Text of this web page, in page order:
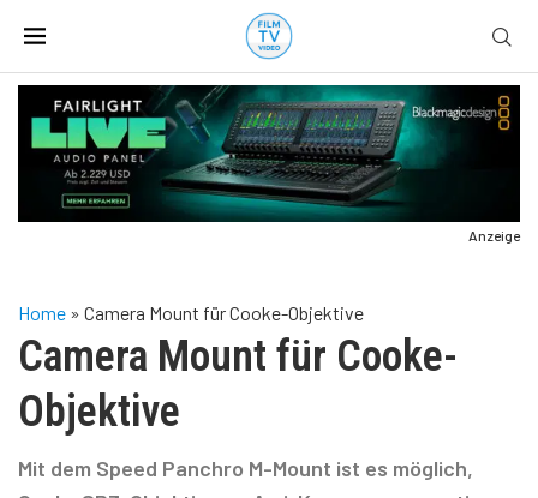
Anzeige
Home » Camera Mount für Cooke-Objektive
Camera Mount für Cooke-
Objektive
Mit dem Speed Panchro M-Mount ist es möglich,